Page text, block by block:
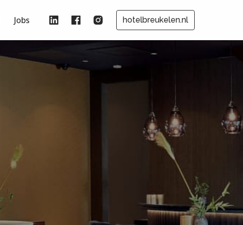
Jobs hotelbreukelen.nl